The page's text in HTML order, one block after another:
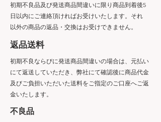
初期不良品及び発送商品間違いに限り商品到着後5
日以内にご連絡頂ければお受けいたします。それ
以外の商品の返品・交換はお受けできません。
​返品送料
初期不良ならびに発送商品間違いの場合は、元払い
にて返送していただき、弊社にて確認後に商品代金
及びご負担いただいた送料をご指定のご口座へご返
金いたします。
​不良品